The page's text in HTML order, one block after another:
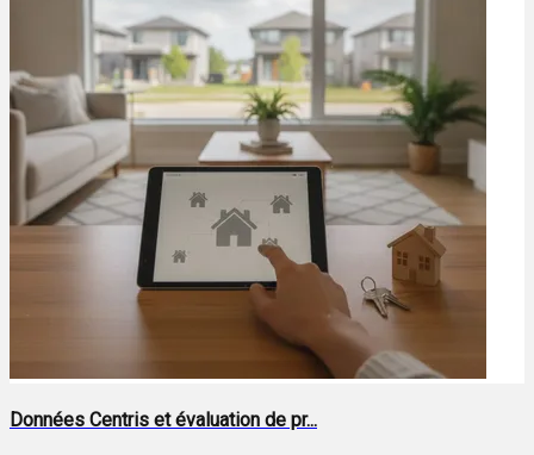
Données Centris et évaluation de pr...